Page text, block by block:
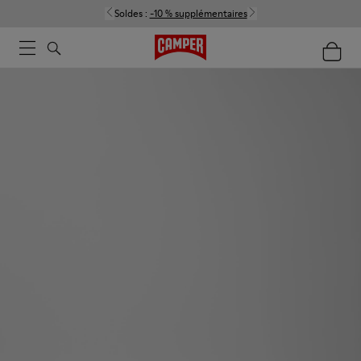
Soldes : -10 % supplémentaires